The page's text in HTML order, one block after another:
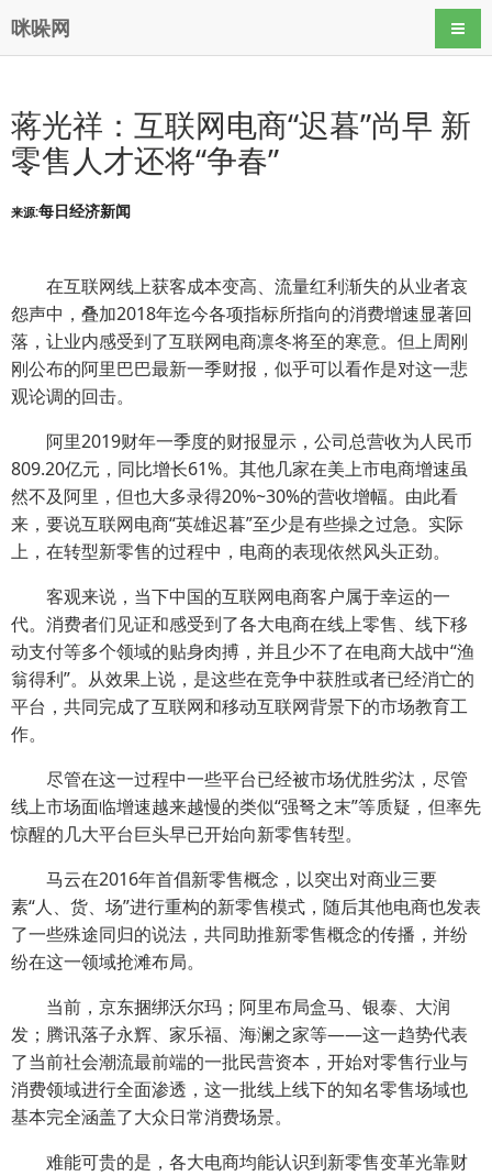
咪哚网 导航
蒋光祥：互联网电商“迟暮”尚早 新
零售人才还将“争春”
来源:每日经济新闻
在互联网线上获客成本变高、流量红利渐失的从业者哀
怨声中，叠加2018年迄今各项指标所指向的消费增速显著回
落，让业内感受到了互联网电商凛冬将至的寒意。但上周刚
刚公布的阿里巴巴最新一季财报，似乎可以看作是对这一悲
观论调的回击。
阿里2019财年一季度的财报显示，公司总营收为人民币
809.20亿元，同比增长61%。其他几家在美上市电商增速虽
然不及阿里，但也大多录得20%~30%的营收增幅。由此看
来，要说互联网电商“英雄迟暮”至少是有些操之过急。实际
上，在转型新零售的过程中，电商的表现依然风头正劲。
客观来说，当下中国的互联网电商客户属于幸运的一
代。消费者们见证和感受到了各大电商在线上零售、线下移
动支付等多个领域的贴身肉搏，并且少不了在电商大战中“渔
翁得利”。从效果上说，是这些在竞争中获胜或者已经消亡的
平台，共同完成了互联网和移动互联网背景下的市场教育工
作。
尽管在这一过程中一些平台已经被市场优胜劣汰，尽管
线上市场面临增速越来越慢的类似“强弩之末”等质疑，但率先
惊醒的几大平台巨头早已开始向新零售转型。
马云在2016年首倡新零售概念，以突出对商业三要
素“人、货、场”进行重构的新零售模式，随后其他电商也发表
了一些殊途同归的说法，共同助推新零售概念的传播，并纷
纷在这一领域抢滩布局。
当前，京东捆绑沃尔玛；阿里布局盒马、银泰、大润
发；腾讯落子永辉、家乐福、海澜之家等——这一趋势代表
了当前社会潮流最前端的一批民营资本，开始对零售行业与
消费领域进行全面渗透，这一批线上线下的知名零售场域也
基本完全涵盖了大众日常消费场景。
难能可贵的是，各大电商均能认识到新零售变革光靠财